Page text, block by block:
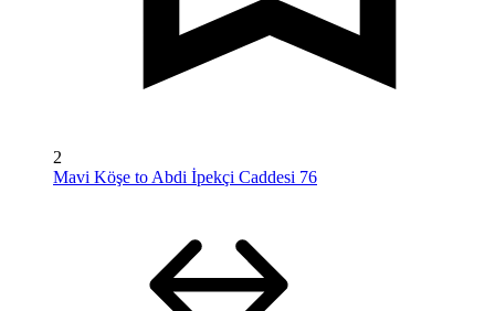
2
Mavi Köşe to Abdi İpekçi Caddesi 76